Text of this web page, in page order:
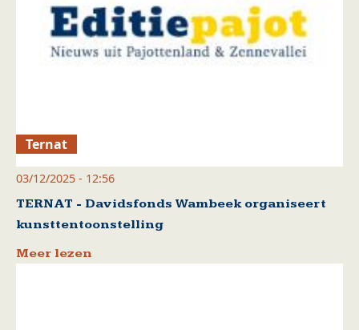
Ternat
03/12/2025 - 12:56
TERNAT - Davidsfonds Wambeek organiseert
kunsttentoonstelling
Meer lezen